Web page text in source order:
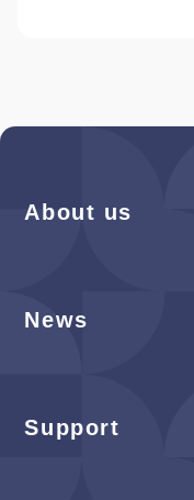
About us
News
Support